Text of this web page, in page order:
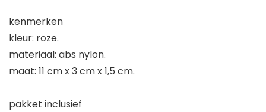
kenmerken
kleur: roze.
materiaal: abs nylon.
maat: 11 cm x 3 cm x 1,5 cm.
pakket inclusief